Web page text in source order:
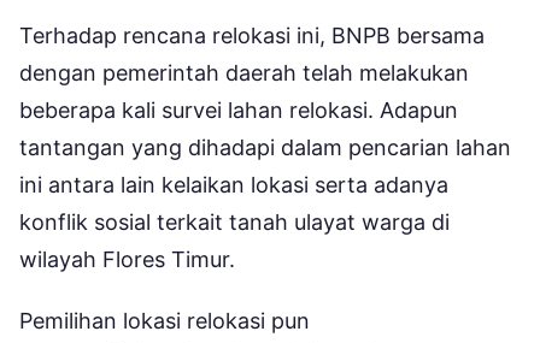
Terhadap rencana relokasi ini, BNPB bersama
dengan pemerintah daerah telah melakukan
beberapa kali survei lahan relokasi. Adapun
tantangan yang dihadapi dalam pencarian lahan
ini antara lain kelaikan lokasi serta adanya
konflik sosial terkait tanah ulayat warga di
wilayah Flores Timur.
Pemilihan lokasi relokasi pun